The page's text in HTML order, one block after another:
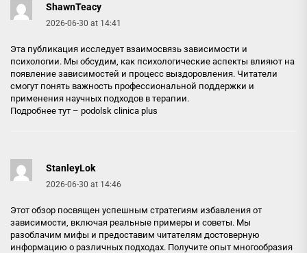
ShawnTeacy
2026-06-30 at 14:41
Эта публикация исследует взаимосвязь зависимости и
психологии. Мы обсудим, как психологические аспекты влияют на
появление зависимостей и процесс выздоровления. Читатели
смогут понять важность профессиональной поддержки и
применения научных подходов в терапии.
Подробнее тут – podolsk clinica plus
StanleyLok
2026-06-30 at 14:46
Этот обзор посвящен успешным стратегиям избавления от
зависимости, включая реальные примеры и советы. Мы
разоблачим мифы и предоставим читателям достоверную
информацию о различных подходах. Получите опыт многообразия